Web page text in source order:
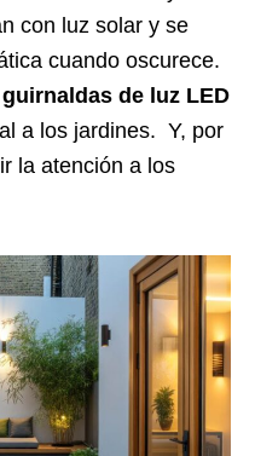
con luz solar y se
cuando oscurece.
guirnaldas de luz LED
a los jardines. Y, por
la atención a los